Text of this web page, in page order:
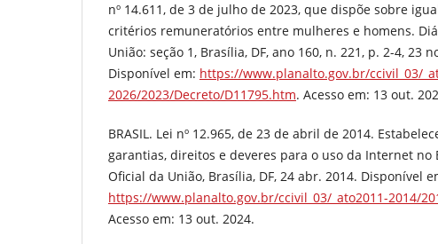
nº 14.611, de 3 de julho de 2023, que dispõe sobre
critérios remuneratórios entre mulheres e homens.
União: seção 1, Brasília, DF, ano 160, n. 221, p. 2-4, 23
Disponível em: https://www.planalto.gov.br/ccivil_03/
2026/2023/Decreto/D11795.htm. Acesso em: 13 out.
BRASIL. Lei nº 12.965, de 23 de abril de 2014.
garantias, direitos e deveres para o uso da Internet no
Oficial da União, Brasília, DF, 24 abr. 2014. Disponível
https://www.planalto.gov.br/ccivil_03/_ato2011-2014/
Acesso em: 13 out. 2024.